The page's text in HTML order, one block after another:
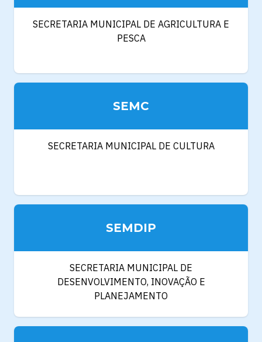
SECRETARIA MUNICIPAL DE AGRICULTURA E
PESCA
SEMC
SECRETARIA MUNICIPAL DE CULTURA
SEMDIP
SECRETARIA MUNICIPAL DE
DESENVOLVIMENTO, INOVAÇÃO E
PLANEJAMENTO